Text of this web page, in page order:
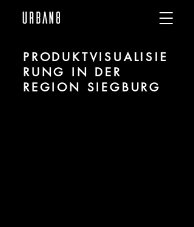
PRODUKTVISUALISIE
RUNG IN DER
REGION SIEGBURG